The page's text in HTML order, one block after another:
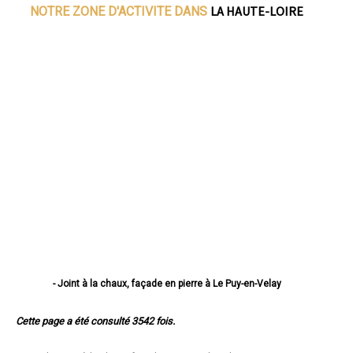
NOTRE ZONE D'ACTIVITE DANS LA HAUTE-LOIRE
- Joint à la chaux, façade en pierre à Le Puy-en-Velay
- Joint à la chaux, façade en pierre à Brioude
Cette page a été consulté 3542 fois.